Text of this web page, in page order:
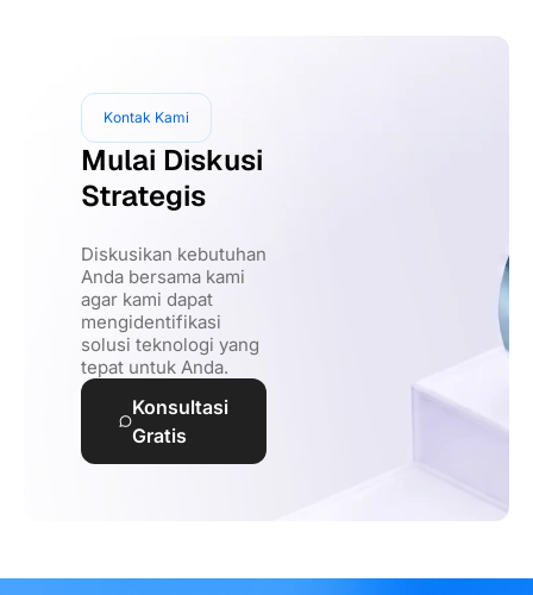
Kontak Kami
Mulai Diskusi
Strategis
Diskusikan kebutuhan
Anda bersama kami
agar kami dapat
mengidentifikasi
solusi teknologi yang
tepat untuk Anda.
Konsultasi
Gratis